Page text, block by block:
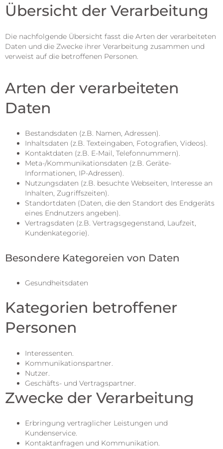
Übersicht der Verarbeitung
Die nachfolgende Übersicht fasst die Arten der verarbeiteten
Daten und die Zwecke ihrer Verarbeitung zusammen und
verweist auf die betroffenen Personen.
Arten der verarbeiteten
Daten
Bestandsdaten (z.B. Namen, Adressen).
Inhaltsdaten (z.B. Texteingaben, Fotografien, Videos).
Kontaktdaten (z.B. E-Mail, Telefonnummern).
Meta-/Kommunikationsdaten (z.B. Geräte-
Informationen, IP-Adressen).
Nutzungsdaten (z.B. besuchte Webseiten, Interesse an
Inhalten, Zugriffszeiten).
Standortdaten (Daten, die den Standort des Endgeräts
eines Endnutzers angeben).
Vertragsdaten (z.B. Vertragsgegenstand, Laufzeit,
Kundenkategorie).
Besondere Kategoreien von Daten
Gesundheitsdaten
Kategorien betroffener
Personen
Interessenten.
Kommunikationspartner.
Nutzer.
Geschäfts- und Vertragspartner.
Zwecke der Verarbeitung
Erbringung vertraglicher Leistungen und
Kundenservice.
Kontaktanfragen und Kommunikation.